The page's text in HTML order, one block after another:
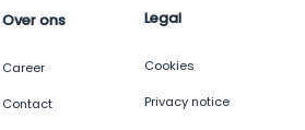
Over ons
Career
Contact
Legal
Cookies
Privacy notice